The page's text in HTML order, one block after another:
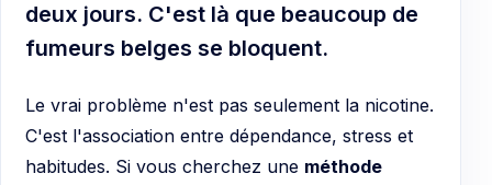
deux jours. C'est là que beaucoup de
fumeurs belges se bloquent.
Le vrai problème n'est pas seulement la nicotine.
C'est l'association entre dépendance, stress et
habitudes. Si vous cherchez une méthode